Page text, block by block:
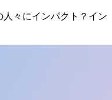
々にインパクト？イン